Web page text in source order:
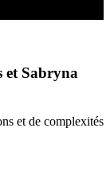
et Sabryna
et de complexités